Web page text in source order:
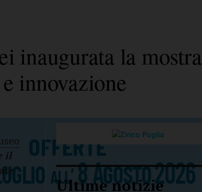
inaugurata la mostra
innovazione
il
Ultime notizie